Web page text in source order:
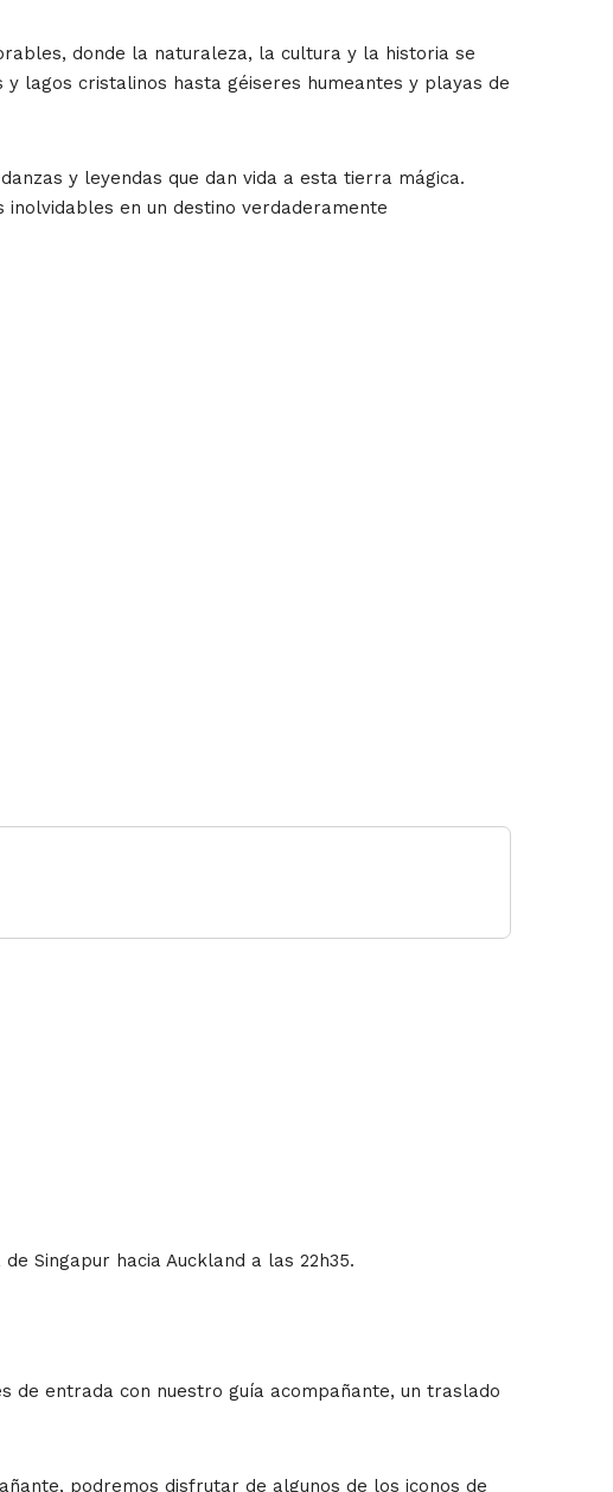
donde la naturaleza, la cultura y la historia se
lagos cristalinos hasta géiseres humeantes y playas de
y leyendas que dan vida a esta tierra mágica.
en un destino verdaderamente
Singapur hacia Auckland a las 22h35.
de entrada con nuestro guía acompañante, un traslado
podremos disfrutar de algunos de los iconos de